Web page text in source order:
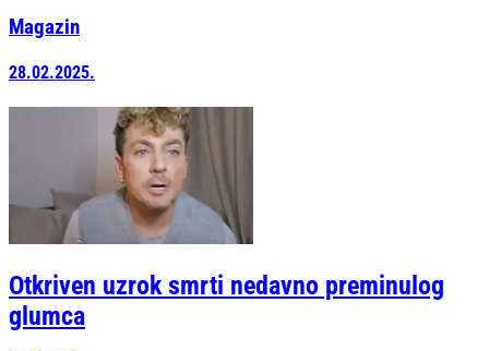
Magazin
28.02.2025.
Otkriven uzrok smrti nedavno preminulog
glumca